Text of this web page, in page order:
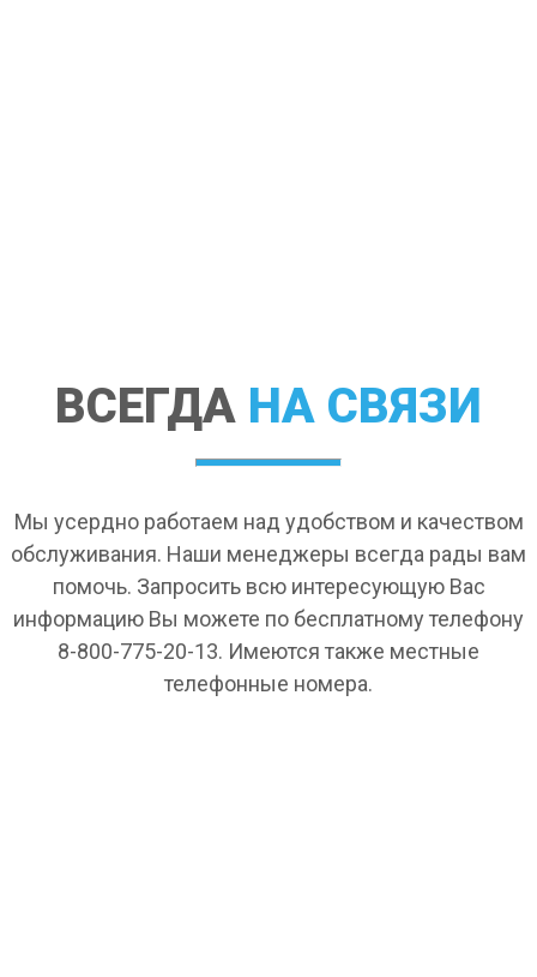
ВСЕГДА НА СВЯЗИ
Мы усердно работаем над удобством и качеством
обслуживания. Наши менеджеры всегда рады вам
помочь. Запросить всю интересующую Вас
информацию Вы можете по бесплатному телефону
8-800-775-20-13. Имеются также местные
телефонные номера.